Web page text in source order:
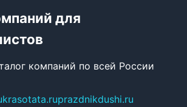
для
компаний по всей России
krasotata.ruprazdnikdushi.ru